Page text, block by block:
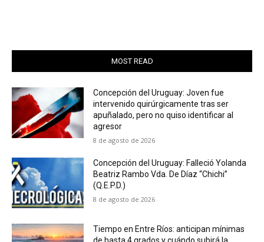
MOST READ
Concepción del Uruguay: Joven fue
intervenido quirúrgicamente tras ser
apuñalado, pero no quiso identificar al
agresor
8 de agosto de 2026
Concepción del Uruguay: Falleció Yolanda
Beatriz Rambo Vda. De Díaz “Chichi”
(Q.E.P.D.)
8 de agosto de 2026
Tiempo en Entre Ríos: anticipan mínimas